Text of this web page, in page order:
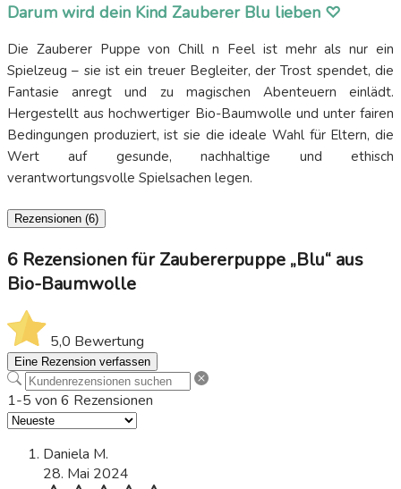
Darum wird dein Kind Zauberer Blu lieben ♡
Die Zauberer Puppe von Chill n Feel ist mehr als nur ein
Spielzeug – sie ist ein treuer Begleiter, der Trost spendet, die
Fantasie anregt und zu magischen Abenteuern einlädt.
Hergestellt aus hochwertiger Bio-Baumwolle und unter fairen
Bedingungen produziert, ist sie die ideale Wahl für Eltern, die
Wert auf gesunde, nachhaltige und ethisch
verantwortungsvolle Spielsachen legen.
Rezensionen (6)
6 Rezensionen fürZaubererpuppe „Blu“ aus
Bio-Baumwolle
5,0 Bewertung
Eine Rezension verfassen
1-5 von 6 Rezensionen
Daniela M.
28. Mai 2024